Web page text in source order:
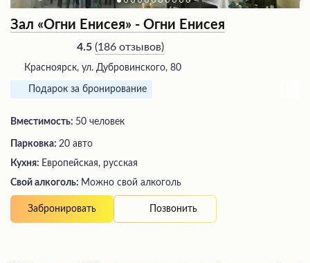
Зал «Огни Енисея» - Огни Енисея
4.5 (186 отзывов)
Красноярск, ул. Дубровинского, 80
Подарок за бронирование
Вместимость: 50 человек
Парковка: 20 авто
Кухня: Европейская, русская
Свой алкоголь: Можно свой алкоголь
Забронировать Позвонить